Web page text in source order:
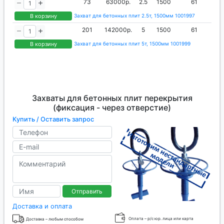
возможность брать дополнительную прибыль с
рынка, но не несет никакой ценности
потребителю. Несведущему человеку с этим
сложно разобраться. Поэтому мы стараемся
знакам и предложением оптимальной
стоимости.
В корзину
73 63000р. 2.5 1500 61
Захват для бетонных плит 2.5т, 1500мм 1001997
В корзину
201 142000р. 5 1500 61
Захват для бетонных плит 5т, 1500мм 1001999
Захваты для бетонных плит перекрытия
(фиксация - через отверстие)
Купить / Оставить запрос
Отправить
Доставка и оплата
Доставка – любым способом Оплата – р/с юр. лица или карта